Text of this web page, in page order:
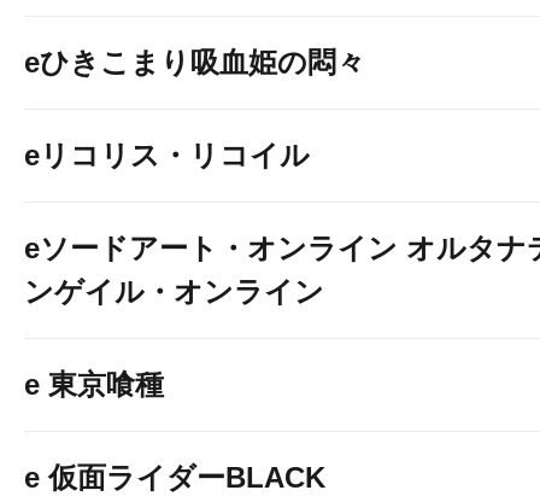
eひきこまり吸血姫の悶々
eリコリス・リコイル
eソードアート・オンライン オルタナ
ンゲイル・オンライン
e 東京喰種
e 仮面ライダーBLACK